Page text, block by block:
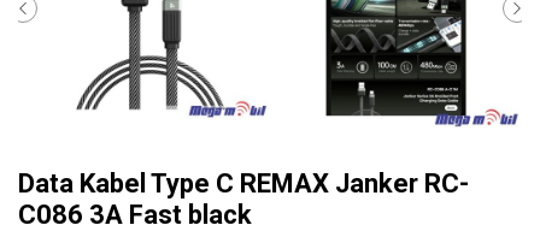
Data Kabel Type C REMAX Janker RC-
C086 3A Fast black